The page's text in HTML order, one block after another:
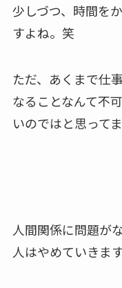
少しづつ、時間を
すよね。笑
ただ、あくまで仕
なることなんて不
いのではと思ってま
人間関係に問題が
人はやめていきます